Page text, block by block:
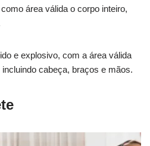
área válida o corpo inteiro,
e explosivo, com a área válida
cabeça, braços e mãos.